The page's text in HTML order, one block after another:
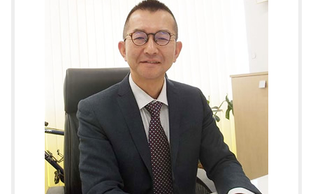
保佐人 できること
任意後見制度 デメリット
代襲相続 割合
覚醒剤取締法違反 初犯
仮釈放 流れ
逮捕 拘留
在宅 起訴
保釈 釈放 違い
刑事事件 石川県 弁護士
刑事事件 小松市 相談
相続 加賀市 相談
刑事事件 福井県 弁護士
相続 石川県 弁護士
相続 福井県 弁護士
刑事事件 加賀市 弁護士
刑事事件 越前市 相談
相続 あわら市 弁護士
刑事事件 大野市 相談